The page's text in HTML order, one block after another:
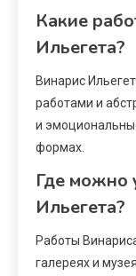
Какие
Ильегета?
Винарис
работами и
и
формах.
Где можно
Ильегета?
Работы
галереях и